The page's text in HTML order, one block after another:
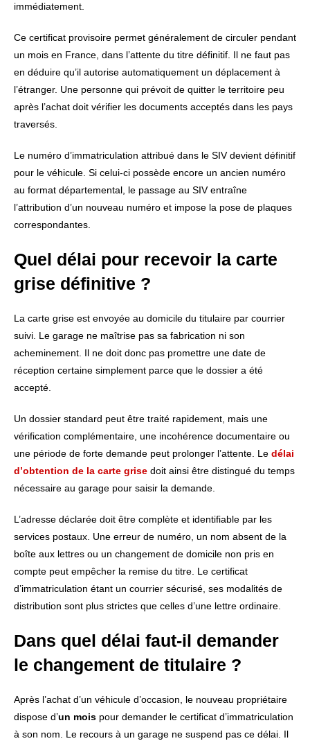
immédiatement.
Ce certificat provisoire permet généralement de circuler pendant
un mois en France, dans l’attente du titre définitif. Il ne faut pas
en déduire qu’il autorise automatiquement un déplacement à
l’étranger. Une personne qui prévoit de quitter le territoire peu
après l’achat doit vérifier les documents acceptés dans les pays
traversés.
Le numéro d’immatriculation attribué dans le SIV devient définitif
pour le véhicule. Si celui-ci possède encore un ancien numéro
au format départemental, le passage au SIV entraîne
l’attribution d’un nouveau numéro et impose la pose de plaques
correspondantes.
Quel délai pour recevoir la carte
grise définitive ?
La carte grise est envoyée au domicile du titulaire par courrier
suivi. Le garage ne maîtrise pas sa fabrication ni son
acheminement. Il ne doit donc pas promettre une date de
réception certaine simplement parce que le dossier a été
accepté.
Un dossier standard peut être traité rapidement, mais une
vérification complémentaire, une incohérence documentaire ou
une période de forte demande peut prolonger l’attente. Le délai
d’obtention de la carte grise doit ainsi être distingué du temps
nécessaire au garage pour saisir la demande.
L’adresse déclarée doit être complète et identifiable par les
services postaux. Une erreur de numéro, un nom absent de la
boîte aux lettres ou un changement de domicile non pris en
compte peut empêcher la remise du titre. Le certificat
d’immatriculation étant un courrier sécurisé, ses modalités de
distribution sont plus strictes que celles d’une lettre ordinaire.
Dans quel délai faut-il demander
le changement de titulaire ?
Après l’achat d’un véhicule d’occasion, le nouveau propriétaire
dispose d’un mois pour demander le certificat d’immatriculation
à son nom. Le recours à un garage ne suspend pas ce délai. Il